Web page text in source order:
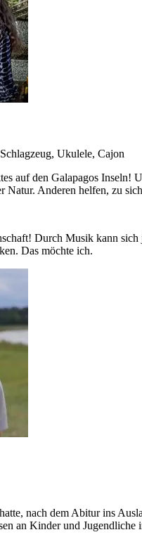
Ukulele, Cajon
auf den Galapagos Inseln!
Natur. Anderen helfen, zu
Durch Musik kann sich
Das möchte ich.
nach dem Abitur ins
an Kinder und